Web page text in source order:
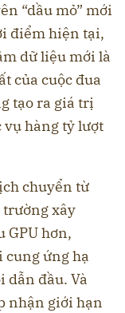
“dầu mỏ” mới
điểm hiện tại,
dữ liệu mới là
của cuộc đua
tạo ra giá trị
vụ hàng tỷ lượt
chuyển từ
trường xây
GPU hơn,
ứng hạ
dẫn đầu. Và
nhận giới hạn